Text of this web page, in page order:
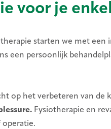
voor je enkel
starten we met
een persoonlijk
op het verbeteren van de
Fysiotherapie en
operatie.